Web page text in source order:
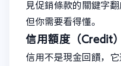
見促銷條款的關鍵字
但你需要看得懂。
信用額度（Credit）
信用不是現金回饋，